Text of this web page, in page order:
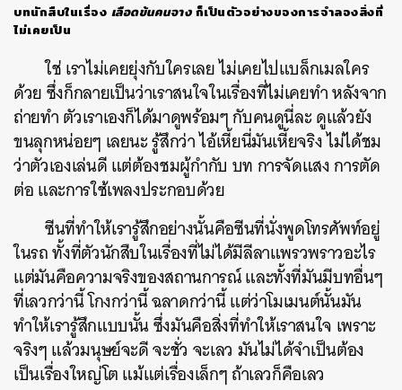
บทนักสืบในเรื่อง เลือดข้นคนจางก็เป็นตัวอย่างของการจำลองสิ่งที่
ไม่เคยเป็น
ใช่ เราไม่เคยยุ่งกับใครเลย ไม่เคยไปแบล็กเมลใคร
ด้วย ซึ่งก็กลายเป็นว่าเราสนใจในเรื่องที่ไม่เคยทำ หลังจาก
ถ่ายทำ ตัวเราเองก็ได้มาดูพร้อมๆ กับคนดูนี่ละ ดูแล้วยัง
ขนลุกหน่อยๆ เลยนะ รู้สึกว่า ไอ้เหี้ยนี่มันเหี้ยจริง ไม่ได้ชม
ว่าตัวเองเล่นดี แต่ต้องชมผู้กำกับ บท การจัดแสง การตัด
ต่อ และการใช้เพลงประกอบด้วย
ซีนที่ทำให้เรารู้สึกอย่างนั้นคือซีนที่นั่งพูดโทรศัพท์อยู่
ในรถ ทั้งที่ตัวนักสืบในเรื่องที่ไม่ได้มีลีลาแพรวพราวอะไร
แต่มันคือความจริงของสถานการณ์ และทั้งที่มันมีบทอื่นๆ
ที่เลวกว่านี้ โกงกว่านี้ ฉลาดกว่านี้ แต่ว่าโมเมนต์นั้นมัน
ทำให้เรารู้สึกแบบนั้น ซึ่งมันคือสิ่งที่ทำให้เราสนใจ เพราะ
จริงๆ แล้วมนุษย์จะดี จะชั่ว จะเลว มันไม่ได้จำเป็นต้อง
เป็นเรื่องใหญ่โต แม้แต่เรื่องเล็กๆ ถ้าเลวก็คือเลว